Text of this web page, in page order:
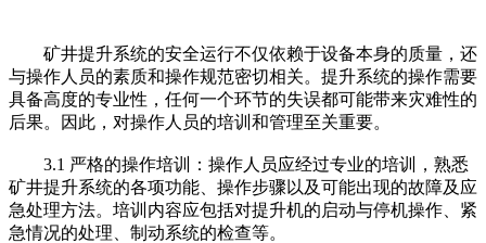
矿井提升系统的安全运行不仅依赖于设备本身的质量，还
与操作人员的素质和操作规范密切相关。提升系统的操作需要
具备高度的专业性，任何一个环节的失误都可能带来灾难性的
后果。因此，对操作人员的培训和管理至关重要。
3.1 严格的操作培训：操作人员应经过专业的培训，熟悉
矿井提升系统的各项功能、操作步骤以及可能出现的故障及应
急处理方法。培训内容应包括对提升机的启动与停机操作、紧
急情况的处理、制动系统的检查等。